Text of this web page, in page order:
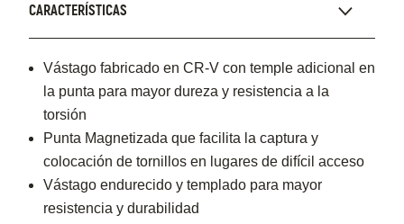
CARACTERÍSTICAS
Vástago fabricado en CR-V con temple adicional en
la punta para mayor dureza y resistencia a la
torsión
Punta Magnetizada que facilita la captura y
colocación de tornillos en lugares de difícil acceso
Vástago endurecido y templado para mayor
resistencia y durabilidad